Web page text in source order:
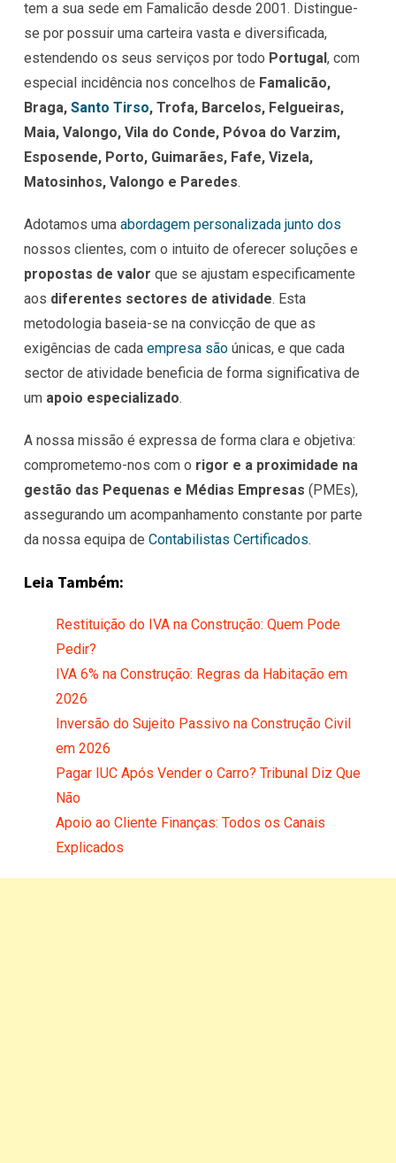
tem a sua sede em Famalicão desde 2001. Distingue-
se por possuir uma carteira vasta e diversificada,
estendendo os seus serviços por todo Portugal, com
especial incidência nos concelhos de Famalicão,
Braga, Santo Tirso, Trofa, Barcelos, Felgueiras,
Maia, Valongo, Vila do Conde, Póvoa do Varzim,
Esposende, Porto, Guimarães, Fafe, Vizela,
Matosinhos, Valongo e Paredes.
Adotamos uma abordagem personalizada junto dos
nossos clientes, com o intuito de oferecer soluções e
propostas de valor que se ajustam especificamente
aos diferentes sectores de atividade. Esta
metodologia baseia-se na convicção de que as
exigências de cada empresa são únicas, e que cada
sector de atividade beneficia de forma significativa de
um apoio especializado.
A nossa missão é expressa de forma clara e objetiva:
comprometemo-nos com o rigor e a proximidade na
gestão das Pequenas e Médias Empresas (PMEs),
assegurando um acompanhamento constante por parte
da nossa equipa de Contabilistas Certificados.
Leia Também:
Restituição do IVA na Construção: Quem Pode
Pedir?
IVA 6% na Construção: Regras da Habitação em
2026
Inversão do Sujeito Passivo na Construção Civil
em 2026
Pagar IUC Após Vender o Carro? Tribunal Diz Que
Não
Apoio ao Cliente Finanças: Todos os Canais
Explicados